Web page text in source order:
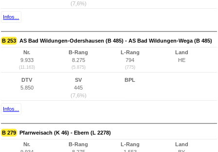
(7,6%)
Infos...
B 253 AS Bad Wildungen-Odershausen (B 485) - AS Bad Wildungen-Wega (B 485)
Nr.
9.933
(11.163)
B-Rang
8.275
(5.875)
L-Rang
794
(775)
Land
HE
DTV
5.850
SV
445
(7,6%)
BPL
Infos...
B 279 Pfarrweisach (K 46) - Ebern (L 2278)
Nr.
B-Rang
L-Rang
Land